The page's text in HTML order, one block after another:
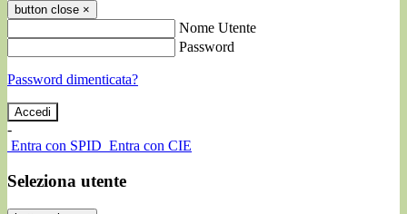
button close ×
Nome Utente
Password
Password dimenticata?
-
Entra con SPID Entra con CIE
Seleziona utente